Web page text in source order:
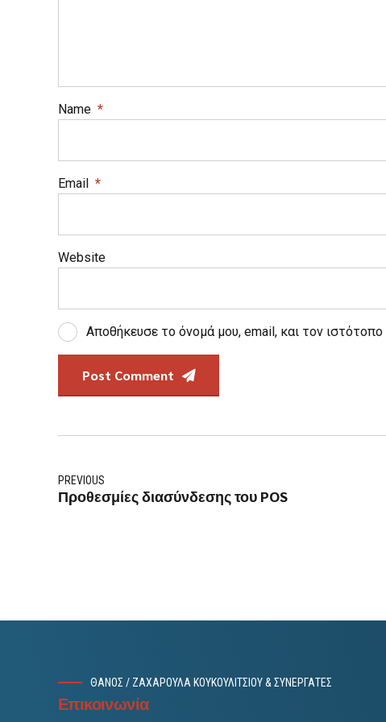
Name *
Email *
Website
Αποθήκευσε το όνομά μου, email, και τον
Post Comment
PREVIOUS
Προθεσμίες διασύνδεσης του POS
ΘΑΝΟΣ / ΖΑΧΑΡΟΥΛΑ ΚΟΥΚΟΥΛΙΤΣΙΟΥ & ΣΥΝΕΡΓΑΤΕΣ
Επικοινωνία